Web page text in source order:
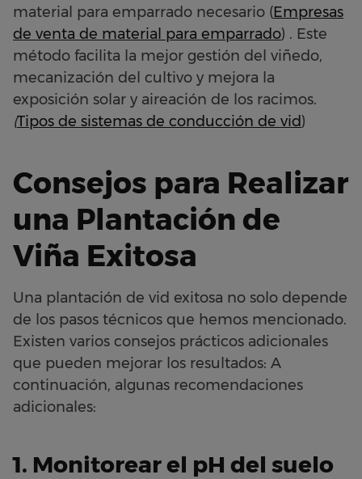
material para emparrado necesario (Empresas
de venta de material para emparrado) . Este
método facilita la mejor gestión del viñedo,
mecanización del cultivo y mejora la
exposición solar y aireación de los racimos.
(Tipos de sistemas de conducción de vid)
Consejos para Realizar
una Plantación de
Viña Exitosa
Una plantación de vid exitosa no solo depende
de los pasos técnicos que hemos mencionado.
Existen varios consejos prácticos adicionales
que pueden mejorar los resultados: A
continuación, algunas recomendaciones
adicionales:
1. Monitorear el pH del suelo